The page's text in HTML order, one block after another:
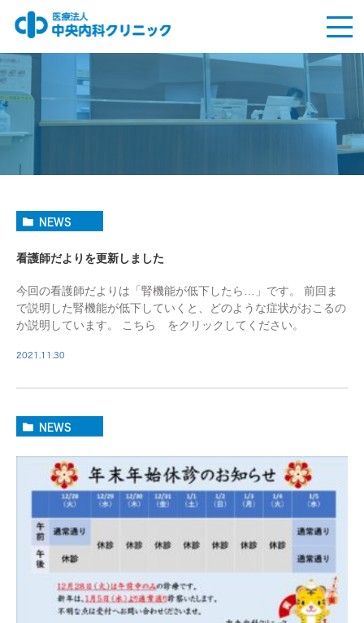
NEWS
看護師だよりを更新しました
今回の看護師だよりは「腎機能が低下したら…」です。 前回ま
で説明した腎機能が低下していくと、どのような症状がおこるの
か説明しています。 こちら をクリックしてください。
2021.11.30
NEWS